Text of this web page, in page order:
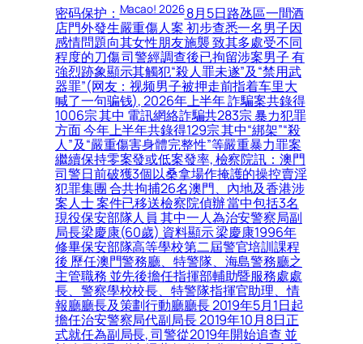
密码保护：Macao! 20268月5日路氹區一間酒
店門外發生嚴重傷人案 初步查悉一名男子因
感情問題向其女性朋友施襲 致其多處受不同
程度的刀傷 司警經調查後已拘留涉案男子 有
強烈跡象顯示其觸犯“殺人罪未遂”及“禁用武
器罪”(网友：视频男子被押走前指着车里大
喊了一句骗钱), 2026年上半年 詐騙案共錄得
1006宗 其中 電訊網絡詐騙共283宗 暴力犯罪
方面 今年上半年共錄得129宗 其中“綁架”“殺
人”及“嚴重傷害身體完整性”等嚴重暴力罪案
繼續保持零案發或低案發率, 檢察院訊：澳門
司警日前破獲3個以桑拿場作掩護的操控賣淫
犯罪集團 合共拘捕26名澳門、內地及香港涉
案人士 案件已移送檢察院偵辦 當中包括3名
現役保安部隊人員 其中一人為治安警察局副
局長梁慶康(60歲) 資料顯示 梁慶康1996年
修畢保安部隊高等學校第二屆警官培訓課程
後 歷任澳門警務廳、特警隊、海島警務廳之
主管職務 並先後擔任指揮部輔助暨服務處處
長、警察學校校長、特警隊指揮官助理、情
報廳廳長及策劃行動廳廳長 2019年5月1日起
擔任治安警察局代副局長 2019年10月8日正
式就任為副局長, 司警從2019年開始追查 並